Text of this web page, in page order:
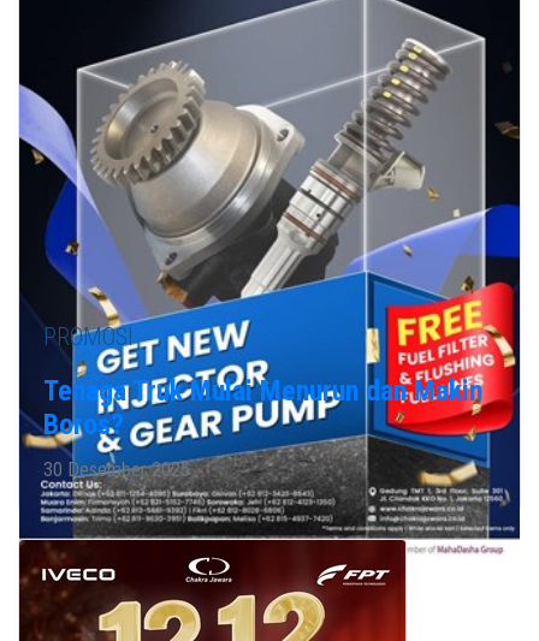
PROMOSI
Tenaga Truk Mulai Menurun dan Makin
Boros?
30 Desember 2025